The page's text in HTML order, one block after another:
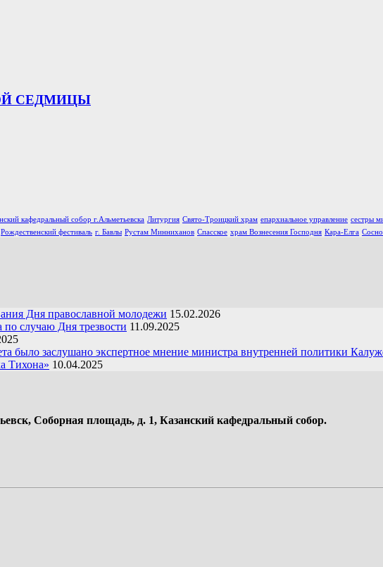
СЕДМИЦЫ
кафедральный собор г.Альметьевска Литургия Свято-Троицкий храм епархиальное управление сестры
Рождественский фестиваль г. Бавлы Рустам Минниханов Спасское храм Вознесения Господня Кара-Елга
Дня православной молодежи 15.02.2026
случаю Дня трезвости 11.09.2025
было заслушано экспертное мнение министра внутренней политики
Тихона» 10.04.2025
Соборная площадь, д. 1, Казанский кафедральный собор.